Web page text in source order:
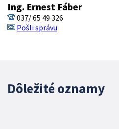
Ing. Ernest Fáber
037/ 65 49 326
Pošli správu
Dôležité oznamy